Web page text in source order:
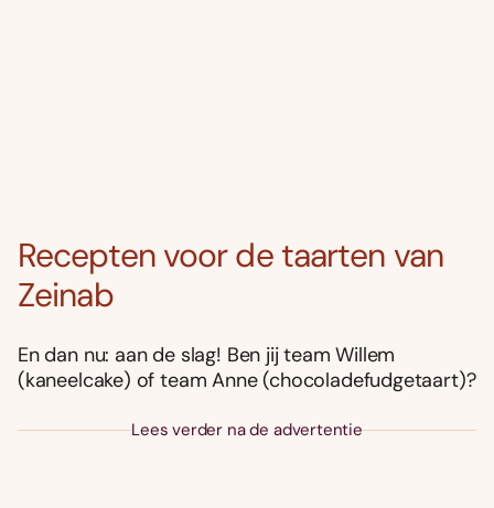
Recepten voor de taarten van
Zeinab
En dan nu: aan de slag! Ben jij team Willem
(kaneelcake) of team Anne (chocoladefudgetaart)?
Lees verder na de advertentie